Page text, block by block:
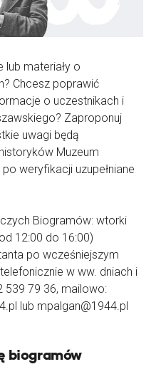
lub materiały o
Chcesz poprawić
o uczestnikach i
Zaproponuj
uwagi będą
Muzeum
weryfikacji uzupełniane
Biogramów: wtorki
12:00 do 16:00)
po wcześniejszym
w ww. dniach i
539 79 36, mailowo:
lub mpalgan@1944.pl
biogramów